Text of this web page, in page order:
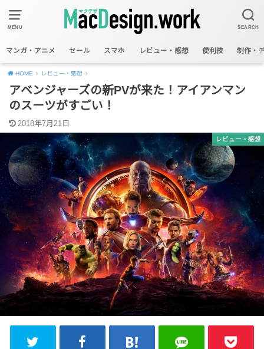
MENU SEARCH
マンガ・アニメ セール スマホ レビュー・感想 便利技 制作・
HOME レビュー・感想
アベンジャーズの新PVが来た！アイアンマン
のスーツがすごい！
2018年7月21日
レビュー・感想